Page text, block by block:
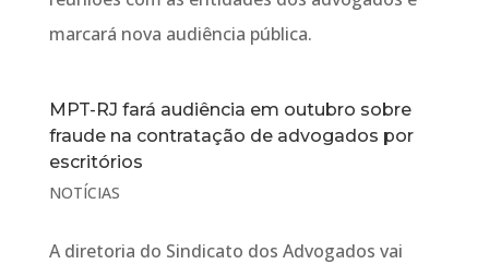
marcará nova audiência pública.
MPT-RJ fará audiência em outubro sobre
fraude na contratação de advogados por
escritórios
NOTÍCIAS
A diretoria do Sindicato dos Advogados vai